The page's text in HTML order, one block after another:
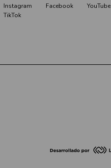
Instagram Facebook
YouTube
TikTok